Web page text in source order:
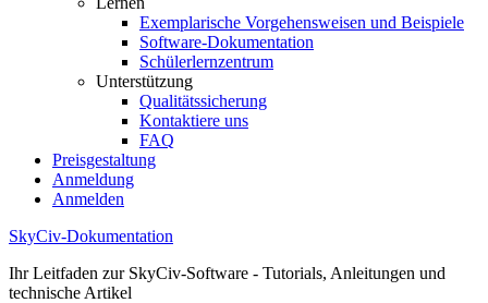
Exemplarische Vorgehensweisen und Beispiele
Software-Dokumentation
Schülerlernzentrum
Unterstützung
Qualitätssicherung
Kontaktiere uns
FAQ
Preisgestaltung
Anmeldung
Anmelden
SkyCiv-Dokumentation
Ihr Leitfaden zur SkyCiv-Software - Tutorials, Anleitungen und
technische Artikel